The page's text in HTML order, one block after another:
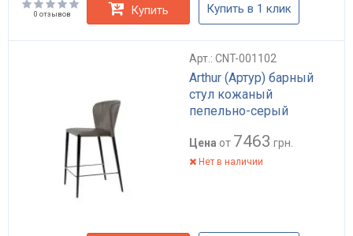
0 отзывов Купить Купить в 1 клик
Арт.: CNT-001102
Arthur (Артур) барный
стул кожаный
пепельно-серый
Цена от 7463 грн.
Нет в наличии